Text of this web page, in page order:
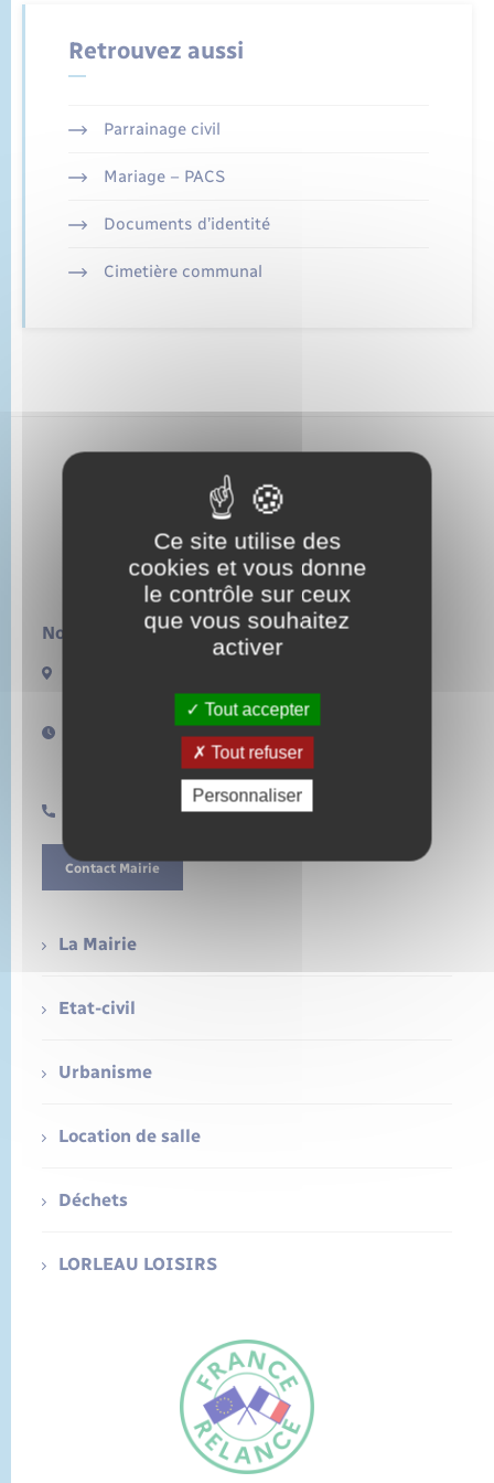
Cimetière communal
Retrouvez aussi
Parrainage civil
Mariage – PACS
Documents d’identité
Cimetière communal
Nous contacter :
27480 LORLEAU
Horaires d'ouverture :
Lundi de 14h à 17h
Samedi de 11h à 12h
Contact Mairie
La Mairie
Etat-civil
Urbanisme
Location de salle
Déchets
LORLEAU LOISIRS
Ce site utilise des
cookies et vous donne
le contrôle sur ceux
que vous souhaitez
activer
Tout accepter
Tout refuser
Personnaliser